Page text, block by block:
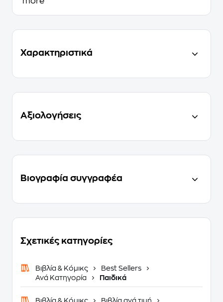
Χαρακτηριστικά
Αξιολογήσεις
Βιογραφία συγγραφέα
Σχετικές κατηγορίες
Βιβλία & Κόμικς
Best Sellers
Ανά Κατηγορία
Παιδικά
Βιβλία & Κόμικς
Βιβλία ανά τιμή